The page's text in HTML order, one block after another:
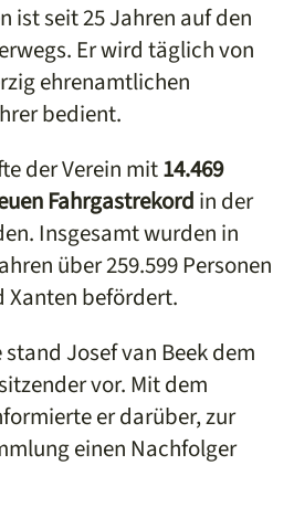
ist seit 25 Jahren auf den
Er wird täglich von
ehrenamtlichen
bedient.
der Verein mit14.469
Fahrgastrekord in der
Insgesamt wurden in
über 259.599 Personen
Xanten befördert.
Josef van Beek dem
vor. Mit dem
er darüber, zur
einen Nachfolger